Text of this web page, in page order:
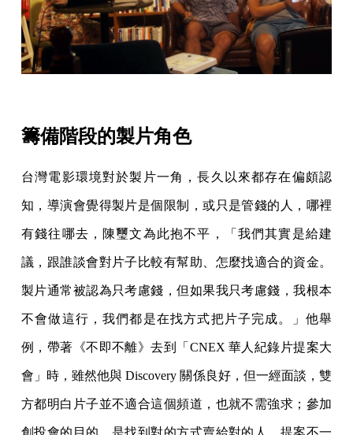
籌備階段的製片角色
台灣電影環境對於製片一角，長久以來都存在偏頗認
知，導演會覺得製片是個限制，或只是管錢的人，哪裡
有錢往哪去，陳璽文為此抱不平，「我們其實是給建
議，跟誰談會對片子比較有幫助、怎麼找適合的資金。
製片通常被認為只考慮錢，但如果我只考慮錢，我根本
不會做這行，我們都是在找方式把片子完成。」他舉
例，帶著《不即不離》去到「CNEX 華人紀錄片提案大
會」時，雖然他與 Discovery 關係良好，但一經面談，雙
方都明白片子並不適合這個頻道，也就不需強求；參加